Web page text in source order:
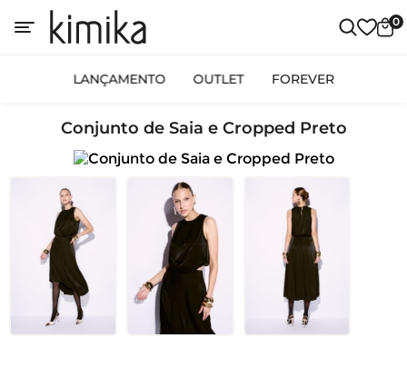
0
LANÇAMENTO OUTLET FOREVER
Conjunto de Saia e Cropped Preto